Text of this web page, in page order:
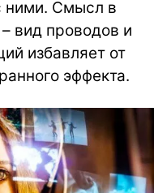
ними. Смысл в
вид проводов и
избавляет от
эффекта.